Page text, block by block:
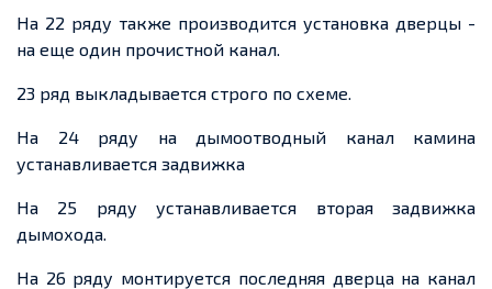
На 22 ряду также производится установка дверцы -
на еще один прочистной канал.
23 ряд выкладывается строго по схеме.
На 24 ряду на дымоотводный канал камина
устанавливается задвижка
На 25 ряду устанавливается вторая задвижка
дымохода.
На 26 ряду монтируется последняя дверца на канал